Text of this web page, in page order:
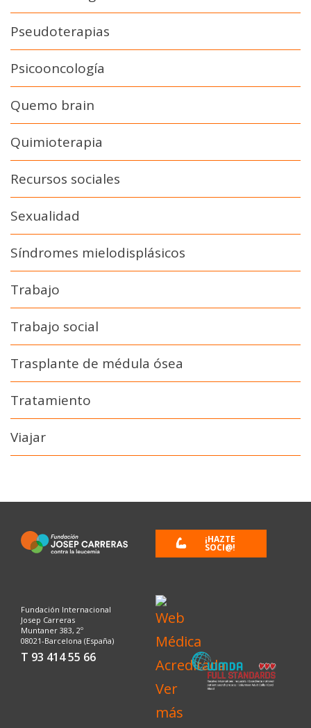
Pseudoterapias
Psicooncología
Quemo brain
Quimioterapia
Recursos sociales
Sexualidad
Síndromes mielodisplásicos
Trabajo
Trabajo social
Trasplante de médula ósea
Tratamiento
Viajar
Fundación Internacional
Josep Carreras
Muntaner 383, 2º
08021-Barcelona (España)
T 93 414 55 66
¡HAZTE
SOCI@!